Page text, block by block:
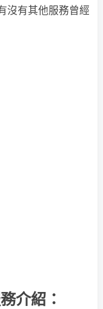
沒有其他服務曾經
介紹：